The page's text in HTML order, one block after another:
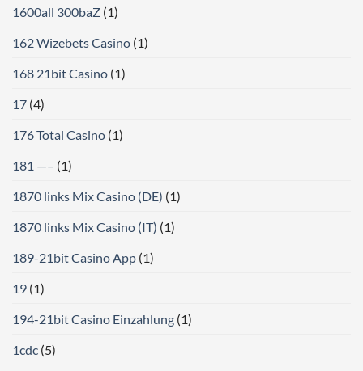
1600all 300baZ (1)
162 Wizebets Casino (1)
168 21bit Casino (1)
17 (4)
176 Total Casino (1)
181 —– (1)
1870 links Mix Casino (DE) (1)
1870 links Mix Casino (IT) (1)
189-21bit Casino App (1)
19 (1)
194-21bit Casino Einzahlung (1)
1cdc (5)